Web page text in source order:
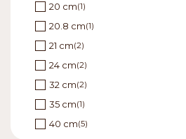
20 cm(1)
20.8 cm(1)
21 cm(2)
24 cm(2)
32 cm(2)
35 cm(1)
40 cm(5)